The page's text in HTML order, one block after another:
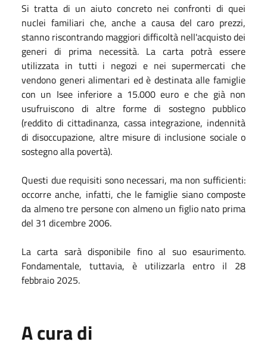
Si tratta di un aiuto concreto nei confronti di quei
nuclei familiari che, anche a causa del caro prezzi,
stanno riscontrando maggiori difficoltà nell'acquisto dei
generi di prima necessità. La carta potrà essere
utilizzata in tutti i negozi e nei supermercati che
vendono generi alimentari ed è destinata alle famiglie
con un Isee inferiore a 15.000 euro e che già non
usufruiscono di altre forme di sostegno pubblico
(reddito di cittadinanza, cassa integrazione, indennità
di disoccupazione, altre misure di inclusione sociale o
sostegno alla povertà).
Questi due requisiti sono necessari, ma non sufficienti:
occorre anche, infatti, che le famiglie siano composte
da almeno tre persone con almeno un figlio nato prima
del 31 dicembre 2006.
La carta sarà disponibile fino al suo esaurimento.
Fondamentale, tuttavia, è utilizzarla entro il 28
febbraio 2025.
A cura di